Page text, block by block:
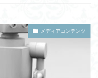
メディアコンテンツ